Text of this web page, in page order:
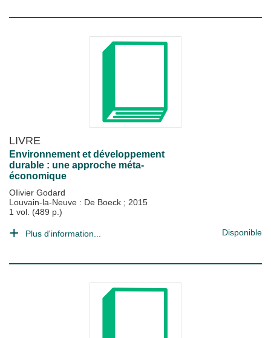
LIVRE
Environnement et développement
durable : une approche méta-
économique
OIivier Godard
Louvain-la-Neuve : De Boeck ; 2015
1 vol. (489 p.)
Plus d'information... Disponible